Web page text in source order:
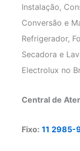
Instalação,
Conversão e
Refrigerador,
Secadora e
Electrolux no
Central de
Fixo: 11 2985-